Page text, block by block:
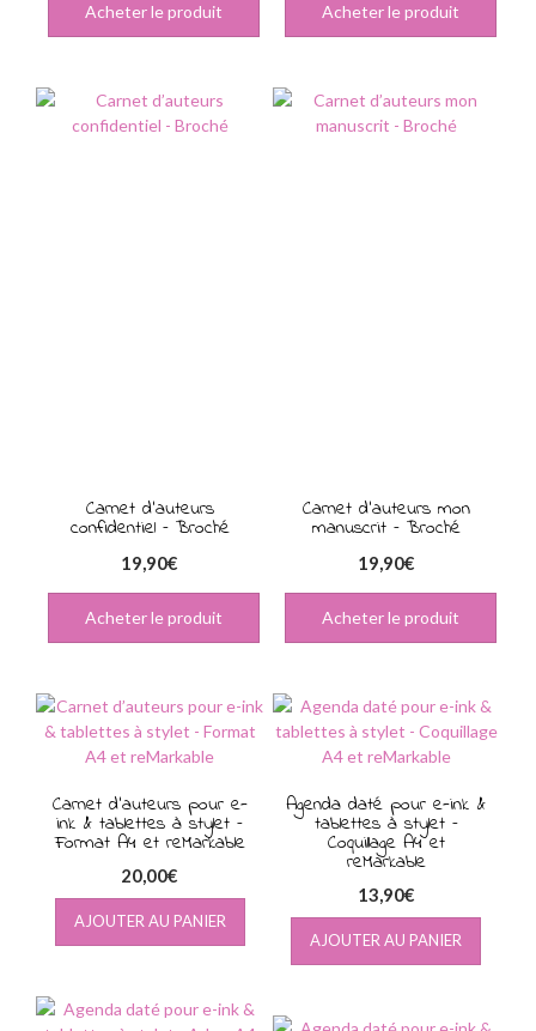
Acheter le produit Acheter le produit
Carnet d’auteurs
confidentiel – Broché
19,90€
Acheter le produit
Carnet d’auteurs mon
manuscrit – Broché
19,90€
Acheter le produit
Carnet d’auteurs pour e-
ink & tablettes à stylet –
Format A4 et reMarkable
20,00€
AJOUTER AU PANIER
Agenda daté pour e-ink &
tablettes à stylet –
Coquillage A4 et
reMarkable
13,90€
AJOUTER AU PANIER